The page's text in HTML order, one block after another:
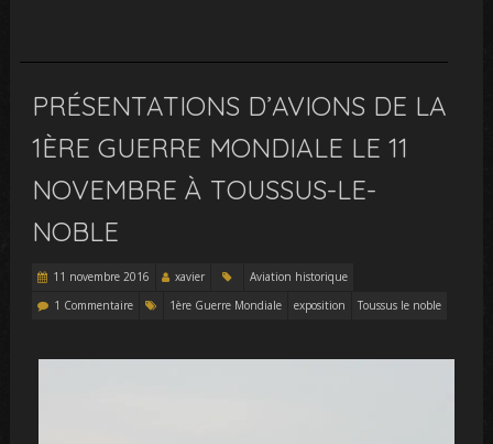
PRÉSENTATIONS D’AVIONS DE LA
1ÈRE GUERRE MONDIALE LE 11
NOVEMBRE À TOUSSUS-LE-
NOBLE
11 novembre 2016 xavier
Aviation historique
1 Commentaire
1ère Guerre Mondiale exposition Toussus le noble